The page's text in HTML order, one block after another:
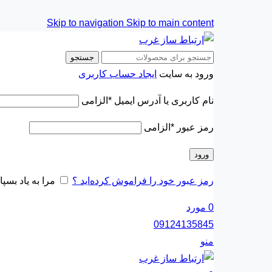
Skip to navigation Skip to main content
جستجو
ورود به سایت ایجاد حساب کاربری
نام کاربری یا آدرس ایمیل * الزامی
رمز عبور * الزامی
ورود
رمز عبور خود را فراموش کرده‌اید ؟ مرا به یاد
0 مورد
09124135845
منو